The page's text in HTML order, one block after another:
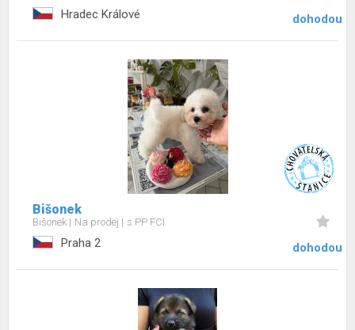
Hradec Králové dohodou
Bišonek
Bišonek Na prodej s PP FCI
Praha 2 dohodou